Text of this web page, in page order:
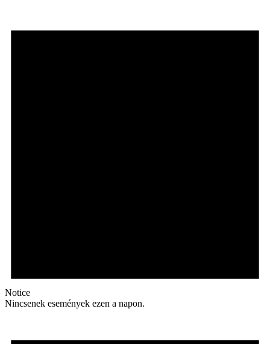
Notice
Nincsenek események ezen a napon.